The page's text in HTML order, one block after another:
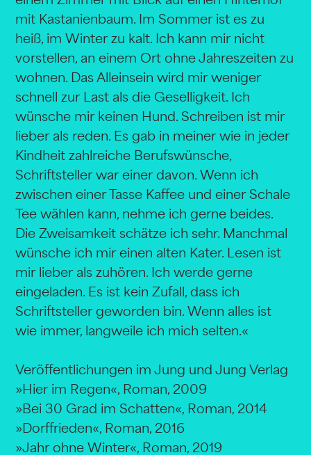
mit Kastanienbaum. Im Sommer ist es zu
heiß, im Winter zu kalt. Ich kann mir nicht
vorstellen, an einem Ort ohne Jahreszeiten zu
wohnen. Das Alleinsein wird mir weniger
schnell zur Last als die Geselligkeit. Ich
wünsche mir keinen Hund. Schreiben ist mir
lieber als reden. Es gab in meiner wie in jeder
Kindheit zahlreiche Berufswünsche,
Schriftsteller war einer davon. Wenn ich
zwischen einer Tasse Kaffee und einer Schale
Tee wählen kann, nehme ich gerne beides.
Die Zweisamkeit schätze ich sehr. Manchmal
wünsche ich mir einen alten Kater. Lesen ist
mir lieber als zuhören. Ich werde gerne
eingeladen. Es ist kein Zufall, dass ich
Schriftsteller geworden bin. Wenn alles ist
wie immer, langweile ich mich selten.«
Veröffentlichungen im Jung und Jung Verlag
»Hier im Regen«, Roman, 2009
»Bei 30 Grad im Schatten«, Roman, 2014
»Dorffrieden«, Roman, 2016
»Jahr ohne Winter«, Roman, 2019